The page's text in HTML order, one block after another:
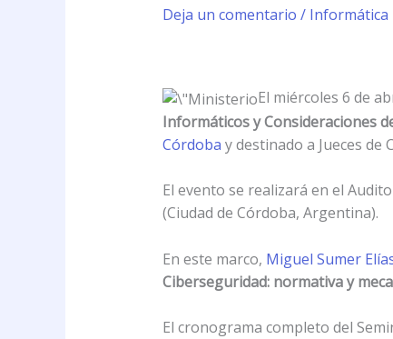
Deja un comentario / Informática
El miércoles 6 de
Informáticos y Consideraciones
Córdoba y destinado a Jueces
El evento se realizará en el
(Ciudad de Córdoba, Argentina).
En este marco, Miguel Sumer
Ciberseguridad: normativa y
El cronograma completo del